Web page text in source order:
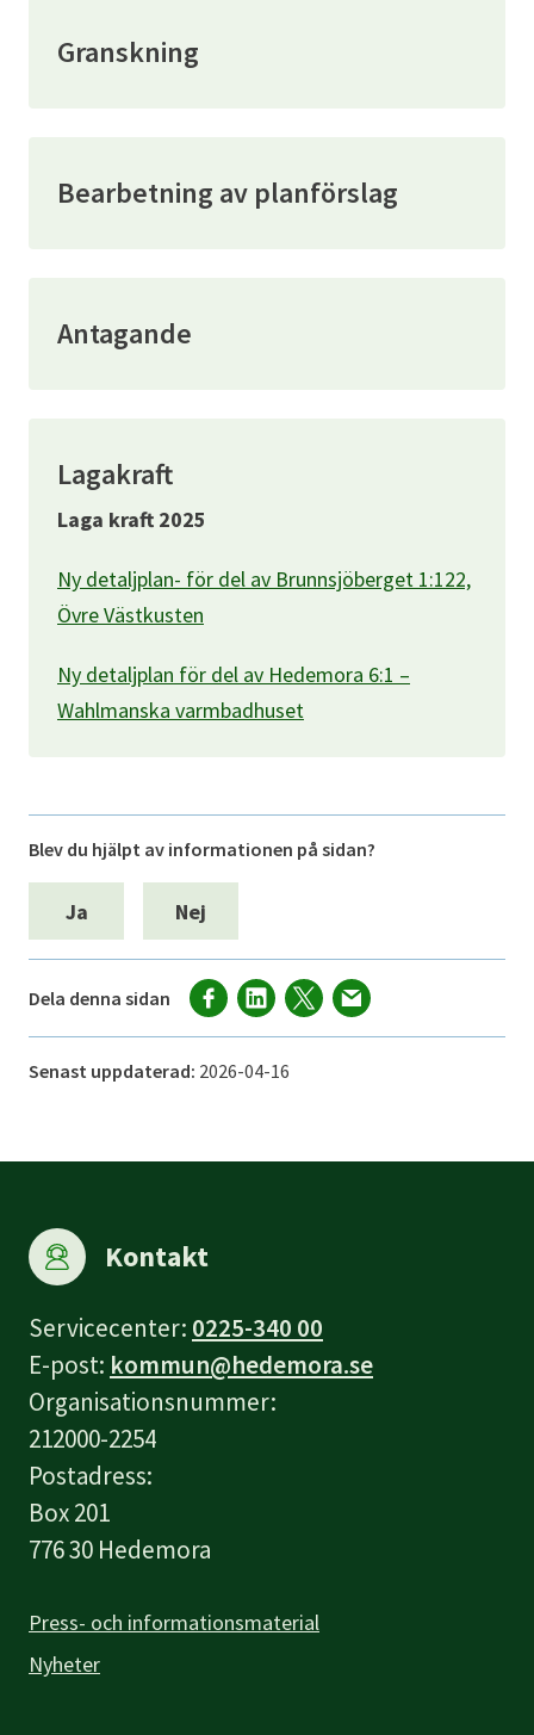
Granskning
Bearbetning av planförslag
Antagande
Lagakraft
Laga kraft 2025
Ny detaljplan- för del av Brunnsjöberget 1:122,
Övre Västkusten
Ny detaljplan för del av Hedemora 6:1 –
Wahlmanska varmbadhuset
Blev du hjälpt av informationen på sidan?
Ja Nej
Dela denna sidan
Senast uppdaterad: 2026-04-16
Kontakt
Servicecenter: 0225-340 00
E-post: kommun@hedemora.se
Organisationsnummer:
212000-2254
Postadress:
Box 201
776 30 Hedemora
Press- och informationsmaterial
Nyheter